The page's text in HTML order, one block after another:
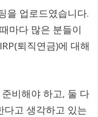
을 업로드였습니다.
마다 많은 분들이
퇴직연금)에 대해
비해야 하고, 둘 다
다고 생각하고 있는